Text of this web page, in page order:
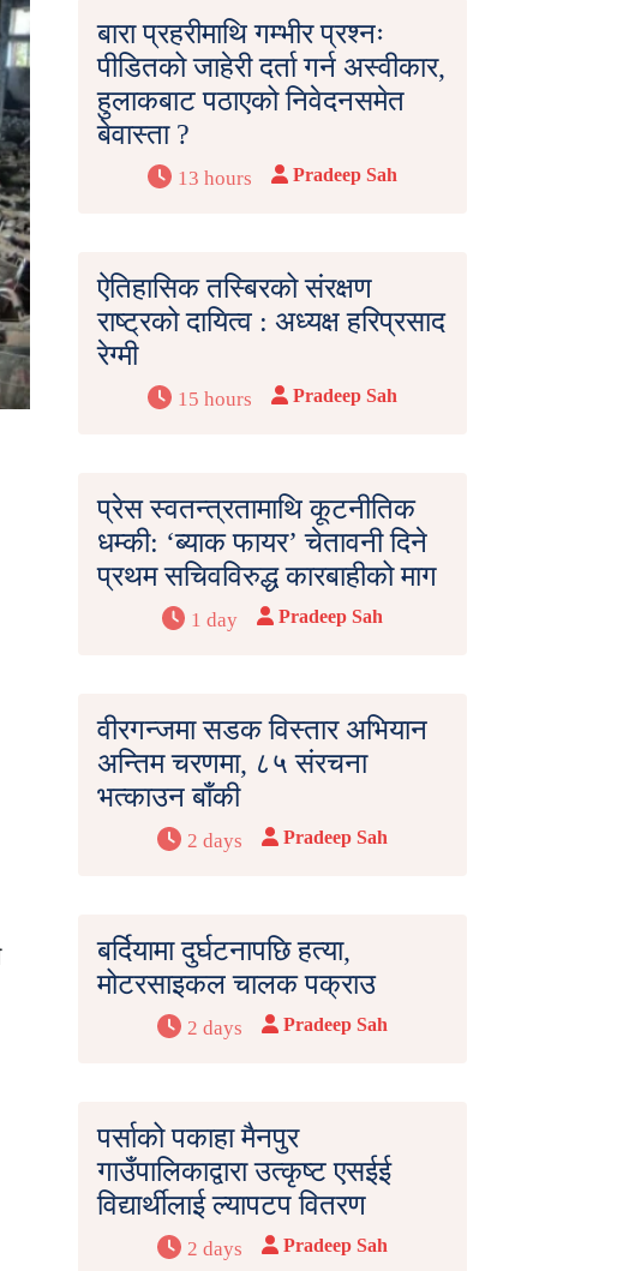
बारा प्रहरीमाथि गम्भीर प्रश्नः
पीडितको जाहेरी दर्ता गर्न अस्वीकार,
हुलाकबाट पठाएको निवेदनसमेत
बेवास्ता ?
13 hours Pradeep Sah
ऐतिहासिक तस्बिरको संरक्षण
राष्ट्रको दायित्व : अध्यक्ष हरिप्रसाद
रेग्मी
15 hours Pradeep Sah
प्रेस स्वतन्त्रतामाथि कूटनीतिक
धम्की: ‘ब्याक फायर’ चेतावनी दिने
प्रथम सचिवविरुद्ध कारबाहीको माग
1 day Pradeep Sah
वीरगन्जमा सडक विस्तार अभियान
अन्तिम चरणमा, ८५ संरचना
भत्काउन बाँकी
2 days Pradeep Sah
बर्दियामा दुर्घटनापछि हत्या,
मोटरसाइकल चालक पक्राउ
2 days Pradeep Sah
पर्साको पकाहा मैनपुर
गाउँपालिकाद्वारा उत्कृष्ट एसईई
विद्यार्थीलाई ल्यापटप वितरण
2 days Pradeep Sah